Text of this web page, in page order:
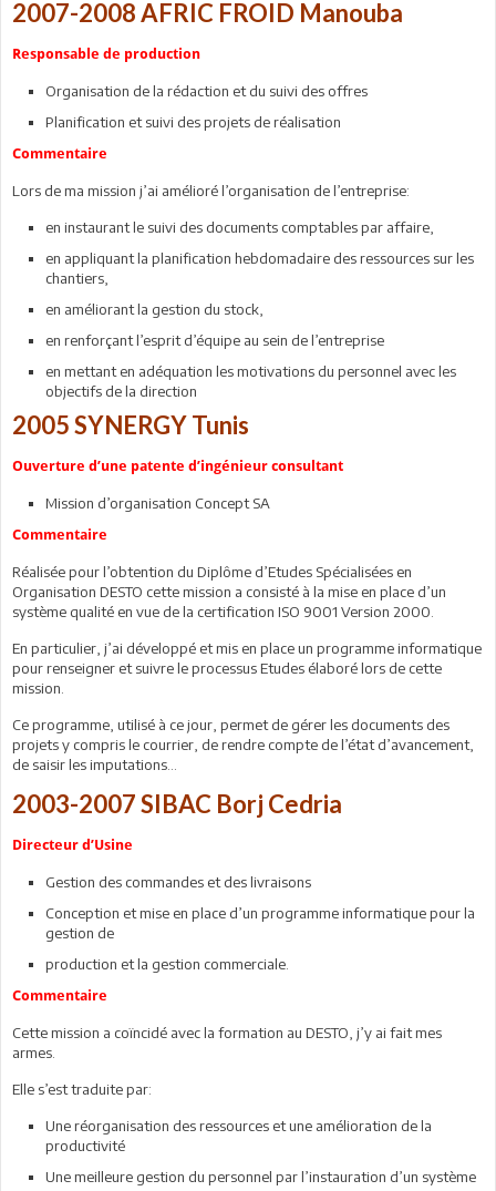
2007-2008 AFRIC FROID Manouba
Responsable de production
Organisation de la rédaction et du suivi des offres
Planification et suivi des projets de réalisation
Commentaire
Lors de ma mission j’ai amélioré l’organisation de l’entreprise:
en instaurant le suivi des documents comptables par affaire,
en appliquant la planification hebdomadaire des ressources sur les
chantiers,
en améliorant la gestion du stock,
en renforçant l’esprit d’équipe au sein de l’entreprise
en mettant en adéquation les motivations du personnel avec les
objectifs de la direction
2005 SYNERGY Tunis
Ouverture d’une patente d’ingénieur consultant
Mission d’organisation Concept SA
Commentaire
Réalisée pour l’obtention du Diplôme d’Etudes Spécialisées en
Organisation DESTO cette mission a consisté à la mise en place d’un
système qualité en vue de la certification ISO 9001 Version 2000.
En particulier, j’ai développé et mis en place un programme informatique
pour renseigner et suivre le processus Etudes élaboré lors de cette
mission.
Ce programme, utilisé à ce jour, permet de gérer les documents des
projets y compris le courrier, de rendre compte de l’état d’avancement,
de saisir les imputations…
2003-2007 SIBAC Borj Cedria
Directeur d’Usine
Gestion des commandes et des livraisons
Conception et mise en place d’un programme informatique pour la
gestion de
production et la gestion commerciale.
Commentaire
Cette mission a coïncidé avec la formation au DESTO, j’y ai fait mes
armes.
Elle s’est traduite par:
Une réorganisation des ressources et une amélioration de la
productivité
Une meilleure gestion du personnel par l’instauration d’un système